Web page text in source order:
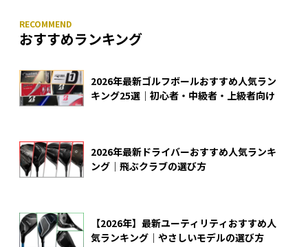
おすすめランキング
2026年最新ゴルフボールおすすめ人気ラン
キング25選｜初心者・中級者・上級者向け
2026年最新ドライバーおすすめ人気ランキ
ング｜飛ぶクラブの選び方
【2026年】最新ユーティリティおすすめ人
気ランキング｜やさしいモデルの選び方